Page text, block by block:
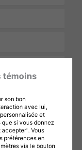
témoins
son bon
avec lui,
et
si vous donnez
Vous
préférences en
via le bouton